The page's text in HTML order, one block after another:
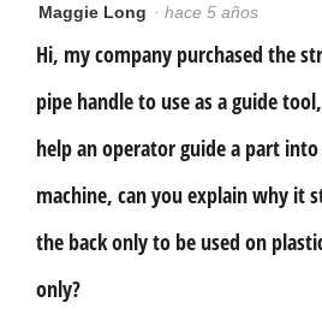
Maggie Long · hace 5 años
Hi, my company purchased the
pipe handle to use as a guide
help an operator guide a part into
machine, can you explain why it
the back only to be used on
only?